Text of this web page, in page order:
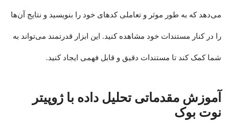
می‌دهد که به طور موثر و تعاملی کدهای خود را بنویسید و نتایج آن‌ها
را در کنار مستندات خود مشاهده کنید. این ابزار قدرتمند می‌تواند به
شما کمک کند تا مستندات دقیق و قابل فهمی ایجاد کنید.
آموزش مقدماتی تحلیل داده با ژوپیتر
نوت بوک